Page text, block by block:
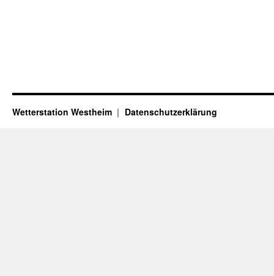
Wetterstation Westheim Datenschutzerklärung